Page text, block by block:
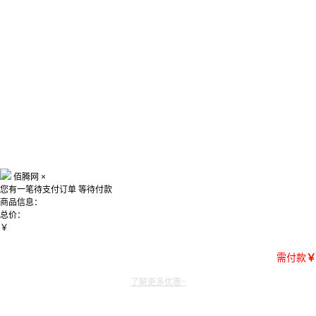
佰腾网 ×
您有一笔待支付订单 等待付款
商品信息：
总价：
￥
需付款￥
了解更多优惠~